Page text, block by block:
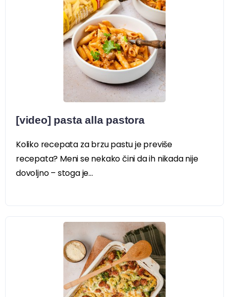
[video] pasta alla pastora
Koliko recepata za brzu pastu je previše
recepata? Meni se nekako čini da ih nikada nije
dovoljno – stoga je...